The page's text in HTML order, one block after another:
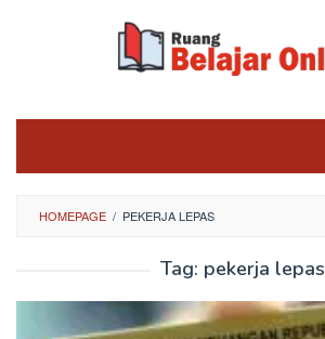
HOMEPAGE / PEKERJA LEPAS
Tag: pekerja lepas